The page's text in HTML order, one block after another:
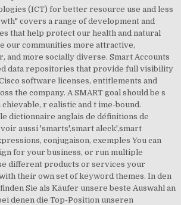
(ICT) for better resource use and less
covers a range of development and
that help protect our health and natural
our communities more attractive,
and more socially diverse. Smart Accounts
data repositories that provide full visibility
software licenses, entitlements and
the company. A SMART goal should be s
chievable, r ealistic and t ime-bound.
dictionnaire anglais de définitions de
aussi 'smarts',smart aleck',smart
conjugaison, exemples You can
for your business, or run multiple
different products or services your
their own set of keyword themes. In den
Sie als Käufer unsere beste Auswahl an
denen die Top-Position unseren